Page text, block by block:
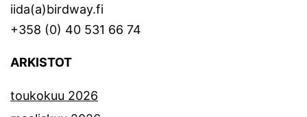
iida(a)birdway.fi
+358 (0) 40 531 66 74
ARKISTOT
toukokuu 2026